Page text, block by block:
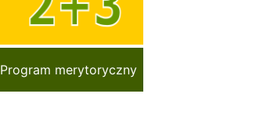
Program merytoryczny